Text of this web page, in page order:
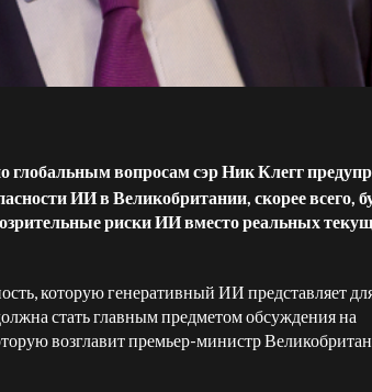
глобальным вопросам сэр Ник Клегг
ИИ в Великобритании, скорее всего,
риски ИИ вместо реальных
которую генеративный ИИ представляет
стать главным предметом обсуждения на
возглавит премьер-министр